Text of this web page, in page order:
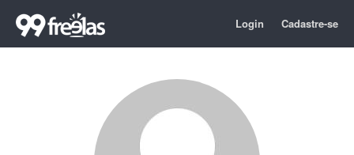
Login Cadastre-se